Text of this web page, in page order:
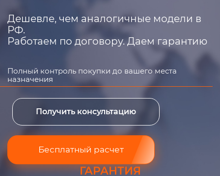
Дешевле, чем аналогичные модели в
РФ.
Работаем по договору. Даем гарантию
Полный контроль покупки до вашего места
назначения
Получить консультацию
Бесплатный расчет
ГАРАНТИЯ